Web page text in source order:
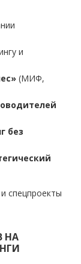
и
(МИФ,
без
спецпроекты
НА